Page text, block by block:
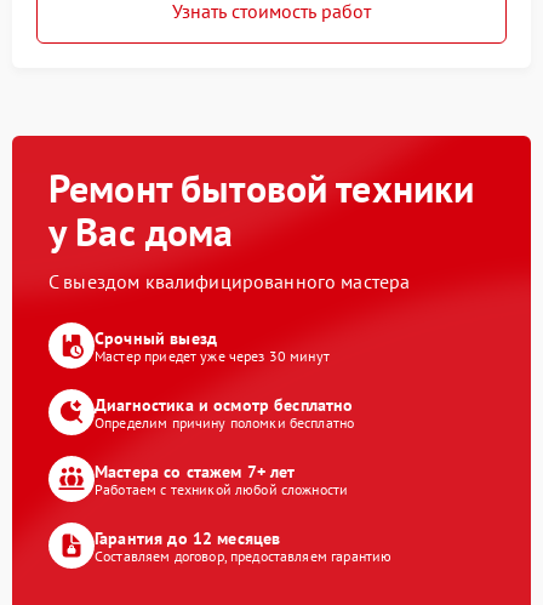
Узнать стоимость работ
Ремонт бытовой техники
у Вас дома
С выездом квалифицированного мастера
Срочный выезд
Мастер приедет уже через 30 минут
Диагностика и осмотр бесплатно
Определим причину поломки бесплатно
Мастера со стажем 7+ лет
Работаем с техникой любой сложности
Гарантия до 12 месяцев
Составляем договор, предоставляем гарантию